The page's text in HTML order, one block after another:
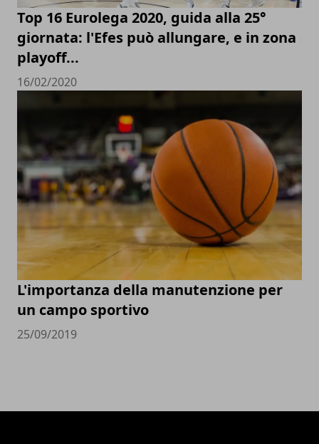
Top 16 Eurolega 2020, guida alla 25°
giornata: l'Efes può allungare, e in zona
playoff...
16/02/2020
L'importanza della manutenzione per
un campo sportivo
25/09/2019